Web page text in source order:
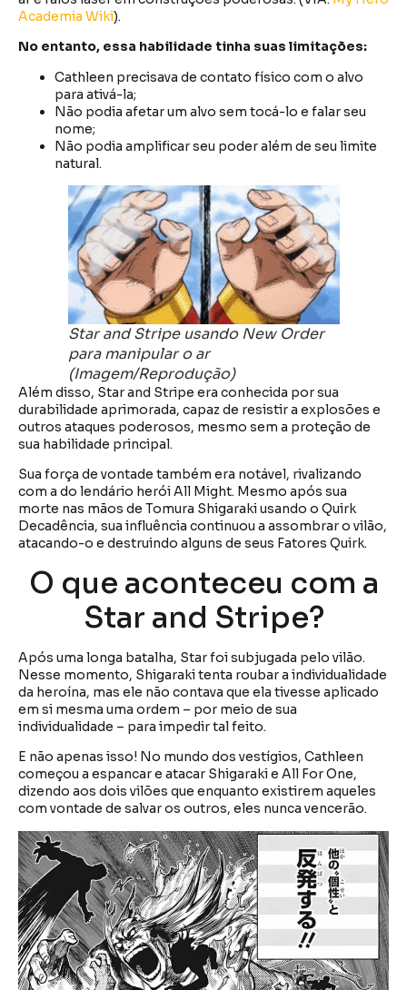
Academia Wiki).
No entanto, essa habilidade tinha suas limitações:
Cathleen precisava de contato físico com o alvo
para ativá-la;
Não podia afetar um alvo sem tocá-lo e falar seu
nome;
Não podia amplificar seu poder além de seu limite
natural.
Star and Stripe usando New Order
para manipular o ar
(Imagem/Reprodução)
Além disso, Star and Stripe era conhecida por sua
durabilidade aprimorada, capaz de resistir a explosões e
outros ataques poderosos, mesmo sem a proteção de
sua habilidade principal.
Sua força de vontade também era notável, rivalizando
com a do lendário herói All Might. Mesmo após sua
morte nas mãos de Tomura Shigaraki usando o Quirk
Decadência, sua influência continuou a assombrar o vilão,
atacando-o e destruindo alguns de seus Fatores Quirk.
O que aconteceu com a
Star and Stripe?
Após uma longa batalha, Star foi subjugada pelo vilão.
Nesse momento, Shigaraki tenta roubar a individualidade
da heroína, mas ele não contava que ela tivesse aplicado
em si mesma uma ordem – por meio de sua
individualidade – para impedir tal feito.
E não apenas isso! No mundo dos vestígios, Cathleen
começou a espancar e atacar Shigaraki e All For One,
dizendo aos dois vilões que enquanto existirem aqueles
com vontade de salvar os outros, eles nunca vencerão.